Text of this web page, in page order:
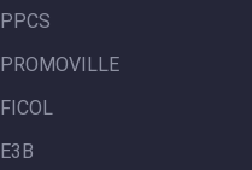
PPCS
PROMOVILLE
FICOL
E3B